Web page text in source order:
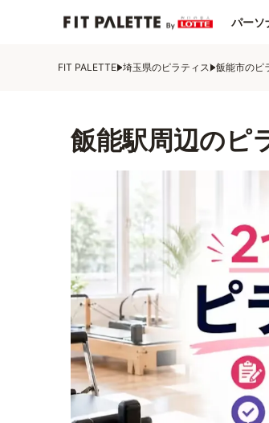
パーソ
FIT PALETTE 埼玉県のピラティス 飯能市のピ
飯能駅周辺のピ